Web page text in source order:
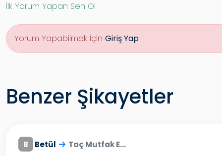
İlk Yorum Yapan Sen Ol
Yorum Yapabilmek İçin Giriş Yap
Benzer Şikayetler
B Betül Taç Mutfak E...